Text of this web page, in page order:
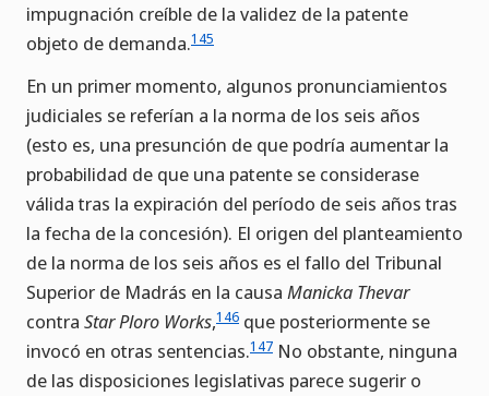
impugnación creíble de la validez de la patente
objeto de demanda.145
En un primer momento, algunos pronunciamientos
judiciales se referían a la norma de los seis años
(esto es, una presunción de que podría aumentar la
probabilidad de que una patente se considerase
válida tras la expiración del período de seis años tras
la fecha de la concesión). El origen del planteamiento
de la norma de los seis años es el fallo del Tribunal
Superior de Madrás en la causa Manicka Thevar
contra Star Ploro Works,146 que posteriormente se
invocó en otras sentencias.147 No obstante, ninguna
de las disposiciones legislativas parece sugerir o